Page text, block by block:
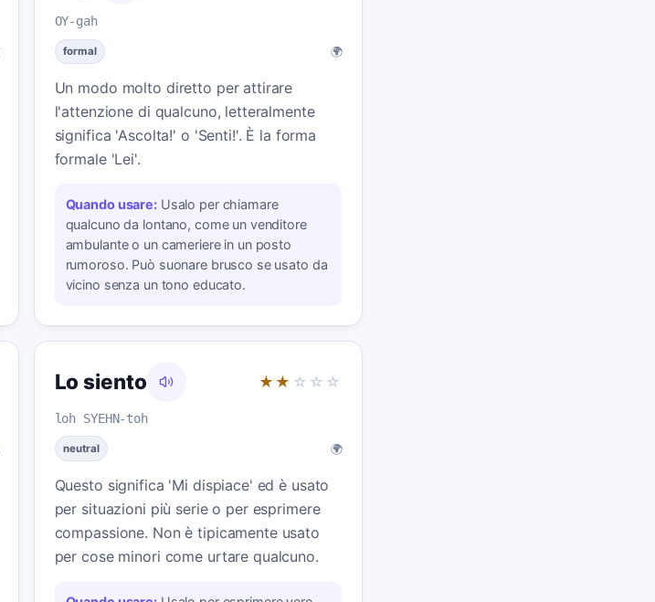
OY-gah
formal 🌍
Un modo molto diretto per attirare
l'attenzione di qualcuno, letteralmente
significa 'Ascolta!' o 'Senti!'. È la forma
formale 'Lei'.
Quando usare: Usalo per chiamare
qualcuno da lontano, come un venditore
ambulante o un cameriere in un posto
rumoroso. Può suonare brusco se usato da
vicino senza un tono educato.
Lo siento ★★ ☆☆☆
loh SYEHN-toh
neutral 🌍
Questo significa 'Mi dispiace' ed è usato
per situazioni più serie o per esprimere
compassione. Non è tipicamente usato
per cose minori come urtare qualcuno.